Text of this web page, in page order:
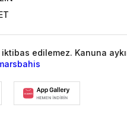
edilemez. Kanuna